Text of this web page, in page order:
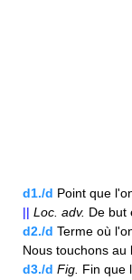
d1./d Point que
|| Loc. adv. De but
d2./d Terme où
Nous touchons au
d3./d Fig. Fin que